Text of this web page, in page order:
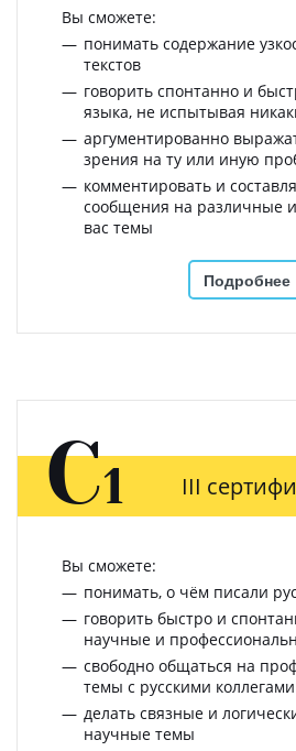
Вы сможете:
понимать содержание
текстов
говорить спонтанно и
языка, не испытывая
аргументированно
зрения на ту или иную
комментировать и
сообщения на различные
вас темы
Подробнее
C1 III
Вы сможете:
понимать, о чём писали
говорить быстро и
научные и
свободно общаться на
темы с русскими коллегами
делать связные и
научные темы